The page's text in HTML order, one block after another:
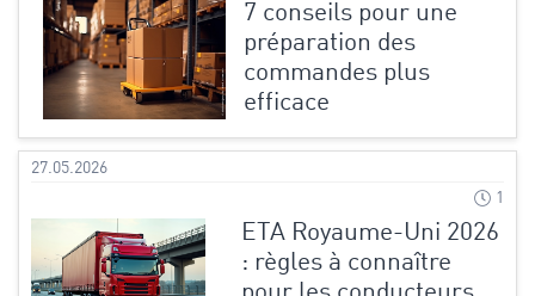
7 conseils pour une
préparation des
commandes plus
efficace
27.05.2026
1
ETA Royaume-Uni 2026
: règles à connaître